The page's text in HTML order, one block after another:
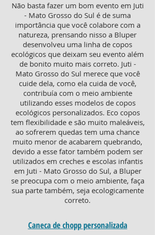
Não basta fazer um bom evento em Juti
- Mato Grosso do Sul é de suma
importância que você colabore com a
natureza, prensando nisso a Bluper
desenvolveu uma linha de copos
ecológicos que deixam seu evento além
de bonito muito mais correto. Juti -
Mato Grosso do Sul merece que você
cuide dela, como ela cuida de você,
contribuía com o meio ambiente
utilizando esses modelos de copos
ecológicos personalizados. Eco copos
tem flexibilidade e são muito maleáveis,
ao sofrerem quedas tem uma chance
muito menor de acabarem quebrando,
devido a esse fator também podem ser
utilizados em creches e escolas infantis
em Juti - Mato Grosso do Sul, a Bluper
se preocupa com o meio ambiente, faça
sua parte também, seja ecologicamente
correto.
Caneca de chopp personalizada